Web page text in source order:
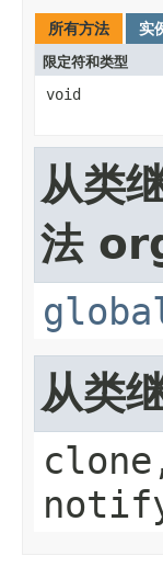
所有方法 实
限定符和类型
void
从类
法
从类